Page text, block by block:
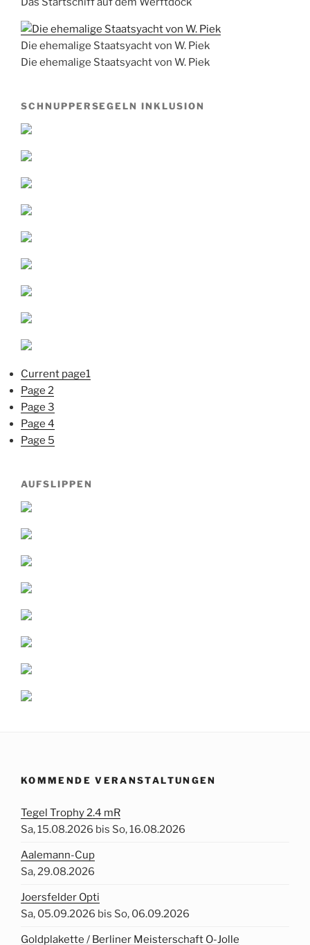
Die ehemalige Staatsyacht von W. Piek
Die ehemalige Staatsyacht von W. Piek
SCHNUPPERSEGELN INKLUSION
Current page1
Page 2
Page 3
Page 4
Page 5
AUFSLIPPEN
KOMMENDE VERANSTALTUNGEN
Tegel Trophy 2.4 mR
Sa, 15.08.2026 bis So, 16.08.2026
Aalemann-Cup
Sa, 29.08.2026
Joersfelder Opti
Sa, 05.09.2026 bis So, 06.09.2026
Goldplakette / Berliner Meisterschaft O-Jolle